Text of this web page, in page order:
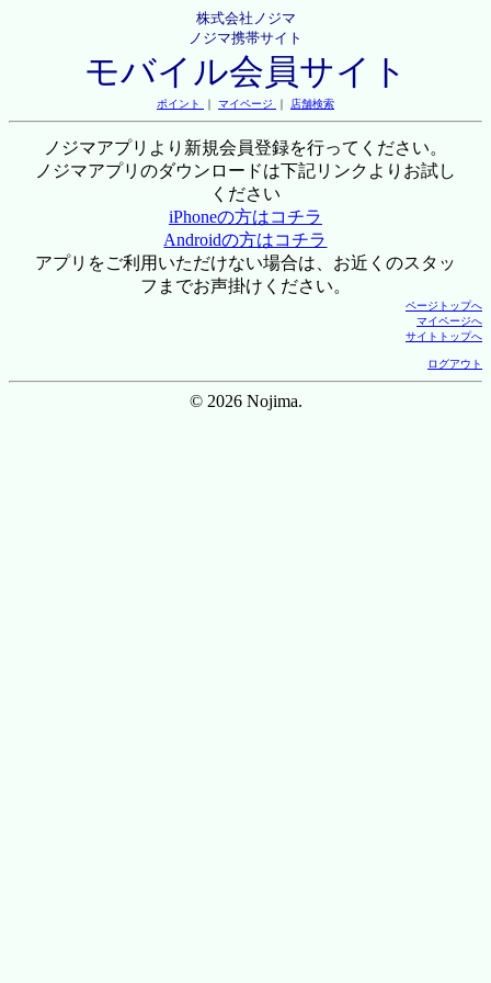
株式会社ノジマ
ノジマ携帯サイト
モバイル会員サイト
ポイント ｜ マイページ ｜ 店舗検索
ノジマアプリより新規会員登録を行ってください。
ノジマアプリのダウンロードは下記リンクよりお試し
ください
iPhoneの方はコチラ
Androidの方はコチラ
アプリをご利用いただけない場合は、お近くのスタッ
フまでお声掛けください。
ページトップへ
マイページへ
サイトトップへ
ログアウト
© 2026 Nojima.